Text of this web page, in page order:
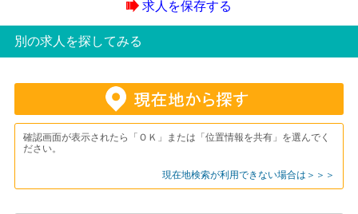
求人を保存する
別の求人を探してみる
確認画面が表示されたら「ＯＫ」または「位置情報を共有」を選んでく
ださい。
現在地検索が利用できない場合は＞＞＞